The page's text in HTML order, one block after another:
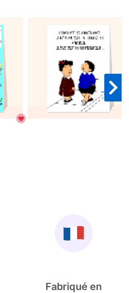
Fabriqué en